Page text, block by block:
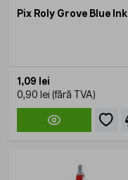
Pix Roly Grove Blue Ink
1,09 lei
0,90 lei